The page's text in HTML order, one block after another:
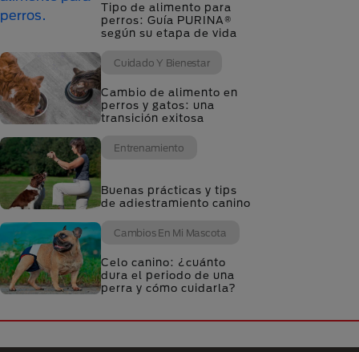
Tipo de alimento para
perros: Guía PURINA®
según su etapa de vida
Cuidado Y Bienestar
Cambio de alimento en
perros y gatos: una
transición exitosa
Entrenamiento
Buenas prácticas y tips
de adiestramiento canino
Cambios En Mi Mascota
Celo canino: ¿cuánto
dura el periodo de una
perra y cómo cuidarla?